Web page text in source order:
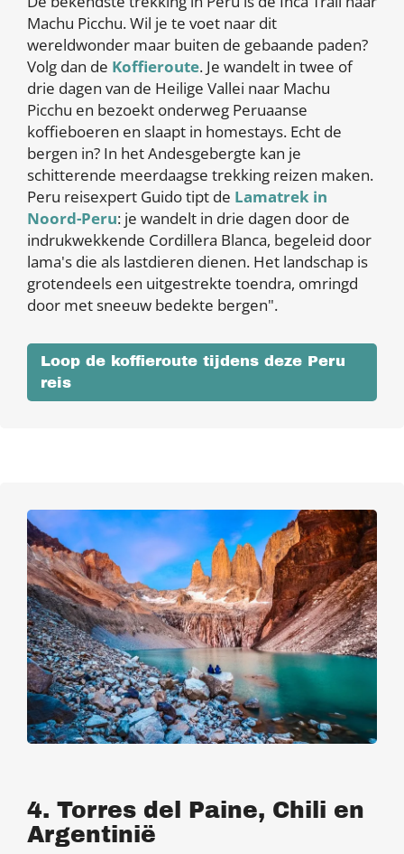
Machu Picchu. Wil je te voet naar dit
wereldwonder maar buiten de gebaande paden?
Volg dan de Koffieroute. Je wandelt in twee of
drie dagen van de Heilige Vallei naar Machu
Picchu en bezoekt onderweg Peruaanse
koffieboeren en slaapt in homestays. Echt de
bergen in? In het Andesgebergte kan je
schitterende meerdaagse trekking reizen maken.
Peru reisexpert Guido tipt de Lamatrek in
Noord-Peru: je wandelt in drie dagen door de
indrukwekkende Cordillera Blanca, begeleid door
lama's die als lastdieren dienen. Het landschap is
grotendeels een uitgestrekte toendra, omringd
door met sneeuw bedekte bergen".
Loop de koffieroute tijdens deze Peru
reis
4. Torres del Paine, Chili en
Argentinië